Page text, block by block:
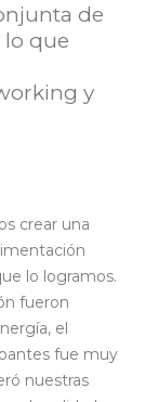
de
lo que
y
crear una
lo logramos.
fueron
el
fue muy
nuestras